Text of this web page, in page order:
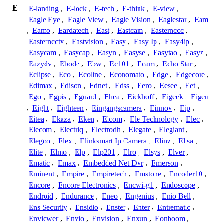
E E-landing , E-lock , E-tech , E-think , E-view ,
Eagle Eye , Eagle View , Eagle Vision , Eaglestar , Eam
, Eamo , Eardatech , East , Eastcam , Easternccc ,
Easterncctv , Eastvision , Easy , Easy Ip , Easy4ip ,
Easycam , Easycap , Easyn , Easyse , Easytao , Easyz ,
Eazydv , Ebode , Ebw , Ec101 , Ecam , Echo Star ,
Eclipse , Eco , Ecoline , Economato , Edge , Edgecore ,
Edimax , Edison , Ednet , Edss , Eero , Eesee , Eet ,
Ego , Egpis , Eguard , Ehea , Eickhoff , Eigeek , Eigen
, Eight , Eighteen , Eingangscamera , Einnov , Eip ,
Eitea , Ekaza , Eken , Elcom , Ele Technology , Elec ,
Elecom , Electriq , Electrodh , Elegate , Elegiant ,
Elegoo , Elex , Elinksmart Ip Camera , Elinz , Elisa ,
Elite , Elmo , Elp , Elp201 , Elro , Elsys , Elver ,
Ematic , Emax , Embedded Net Dvr , Emerson ,
Eminent , Empire , Empiretech , Emstone , Encoder10 ,
Encore , Encore Electronics , Encwi-g1 , Endoscope ,
Endroid , Endurance , Eneo , Engenius , Enio Bell ,
Ens Security , Ensidio , Enster , Enter , Entrematic ,
Enviewer , Envio , Envision , Enxun , Eonboom ,